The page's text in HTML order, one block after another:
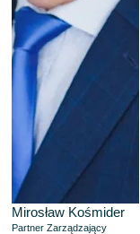
Mirosław Kośmider
Partner Zarządzający